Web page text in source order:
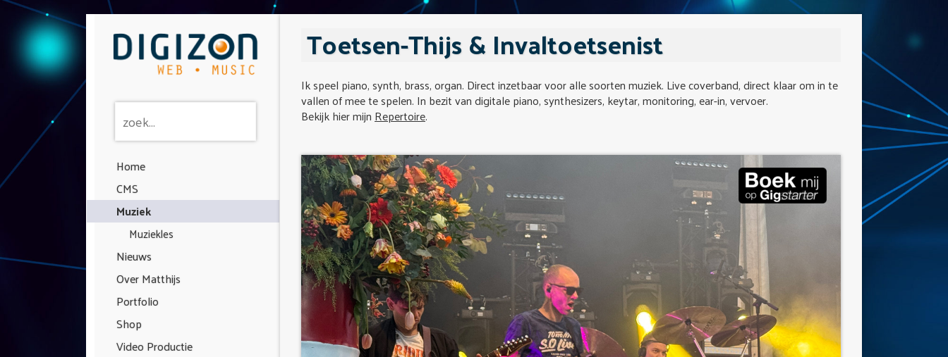
Home
CMS
Muziek
Muziekles
Nieuws
Over Matthijs
Portfolio
Shop
Video Productie
Toetsen-Thijs & Invaltoetsenist
Ik speel piano, synth, brass, organ. Direct inzetbaar voor alle soorten muziek. Live coverband, direct klaar om in te
vallen of mee te spelen. In bezit van digitale piano, synthesizers, keytar, monitoring, ear-in, vervoer.
Bekijk hier mijnRepertoire.